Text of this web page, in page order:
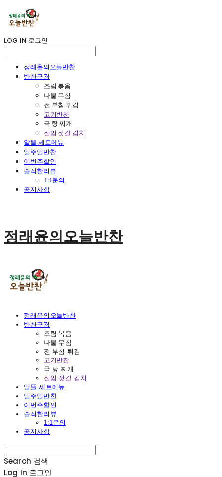
LOG IN 로그인
정래윤의오늘반찬
반찬구경
조림 볶음
나물 무침
전 부침 튀김
고기반찬
국 탕 찌개
절임 젓갈 김치
알뜰 세트메뉴
일주일반찬
이번주할인
솔직한리뷰
1:1문의
공지사항
정래윤의오늘반찬
정래윤의오늘반찬
반찬구경
조림 볶음
나물 무침
전 부침 튀김
고기반찬
국 탕 찌개
절임 젓갈 김치
알뜰 세트메뉴
일주일반찬
이번주할인
솔직한리뷰
1:1문의
공지사항
Search 검색
Log In 로그인